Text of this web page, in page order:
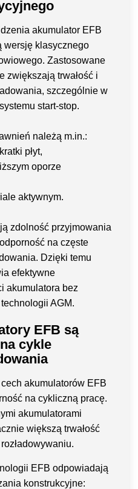
akumulator EFB
wersję klasycznego
Zastosowane
zwiększają trwałość i
szczególnie w
start-stop.
należą m.in.:
płyt,
oporze
aktywnym.
zdolność przyjmowania
na częste
Dzięki temu
efektywne
akumulatora bez
AGM.
EFB są
cykle
akumulatorów EFB
na cykliczną pracę.
akumulatorami
większą trwałość
EFB odpowiadają
konstrukcyjne: